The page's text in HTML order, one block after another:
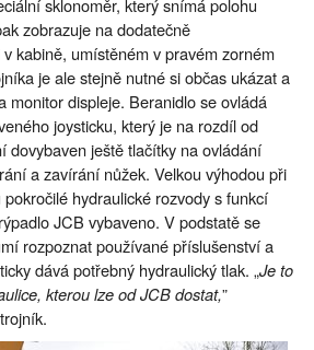
sklonoměr, který snímá polohu
zobrazuje na dodatečně
kabině, umístěném v pravém zorném
je ale stejně nutné si občas ukázat a
monitor displeje. Beranidlo se ovládá
joysticku, který je na rozdíl od
dovybaven ještě tlačítky na ovládání
a zavírání nůžek. Velkou výhodou při
hydraulické rozvody s funkcí
JCB vybaveno. V podstatě se
rozpoznat používané příslušenství a
dává potřebný hydraulický tlak. „Je to
kterou lze od JCB dostat,”